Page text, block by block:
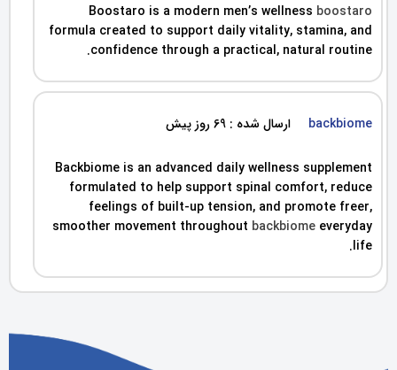
Boostaro is a modern men’s wellness boostaro
formula created to support daily vitality, stamina, and
confidence through a practical, natural routine.
backbiome ارسال شده : 69 روز پیش
Backbiome is an advanced daily wellness supplement
formulated to help support spinal comfort, reduce
feelings of built-up tension, and promote freer,
smoother movement throughout backbiome everyday
life.